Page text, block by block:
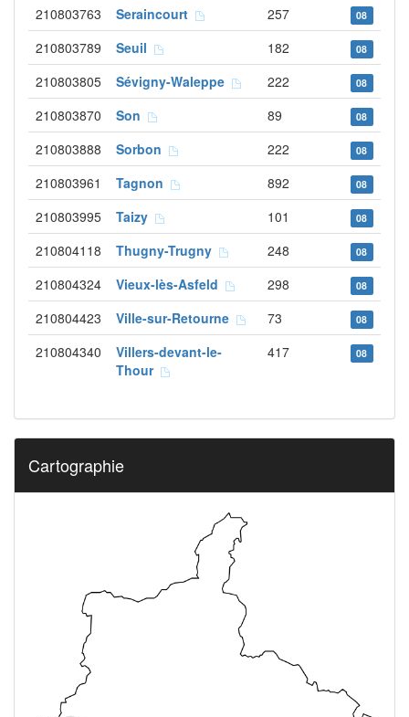
210803763 Seraincourt 257 08
210803789 Seuil 182 08
210803805 Sévigny-Waleppe 222 08
210803870 Son 89 08
210803888 Sorbon 222 08
210803961 Tagnon 892 08
210803995 Taizy 101 08
210804118 Thugny-Trugny 248 08
210804324 Vieux-lès-Asfeld 298 08
210804423 Ville-sur-Retourne 73 08
210804340
Villers-devant-le-
Thour
417 08
Cartographie